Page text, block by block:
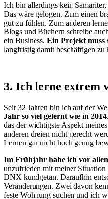
Ich bin allerdings kein
Das wäre gelogen. Zum einen
gut zu fühlen. Zum anderen
Blogs und Büchern schreibe
ein Business. Ein Projekt muss
langfristig damit beschäftigen zu
3. Ich lerne extrem
Seit 32 Jahren bin ich auf der
Jahr so viel gelernt wie in 2014
das der wichtigste Aspekt
anderen dreien nicht gerecht
Lernen gar nicht hoch genug
Im Frühjahr habe ich vor
unzufrieden mit meiner Situation
DNX kundgetan. Daraufhin
Veränderungen. Zwei davon
feste Wohnung suchen und ich